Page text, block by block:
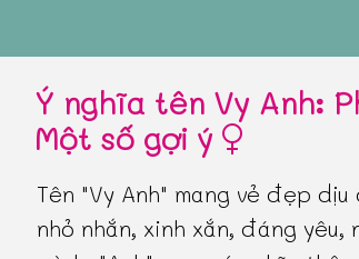
Ý nghĩa tên Vy Anh:
Một số gợi ý
Tên "Vy Anh" mang vẻ đẹp
nhỏ nhắn, xinh xắn, đáng yêu,